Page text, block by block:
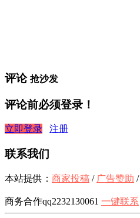
评论 抢沙发
评论前必须登录！
立即登录 注册
联系我们
本站提供： 商家投稿 / 广告赞助 /
商务合作qq2232130061 一键联系